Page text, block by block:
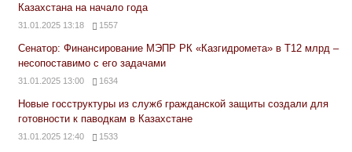
Казахстана на начало года
31.01.2025 13:18 1557
Сенатор: Финансирование МЭПР РК «Казгидромета» в Т12 млрд –
несопоставимо с его задачами
31.01.2025 13:00 1634
Новые госструктуры из служб гражданской защиты создали для
готовности к паводкам в Казахстане
31.01.2025 12:40 1533